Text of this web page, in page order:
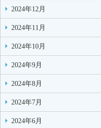
2024年12月
2024年11月
2024年10月
2024年9月
2024年8月
2024年7月
2024年6月